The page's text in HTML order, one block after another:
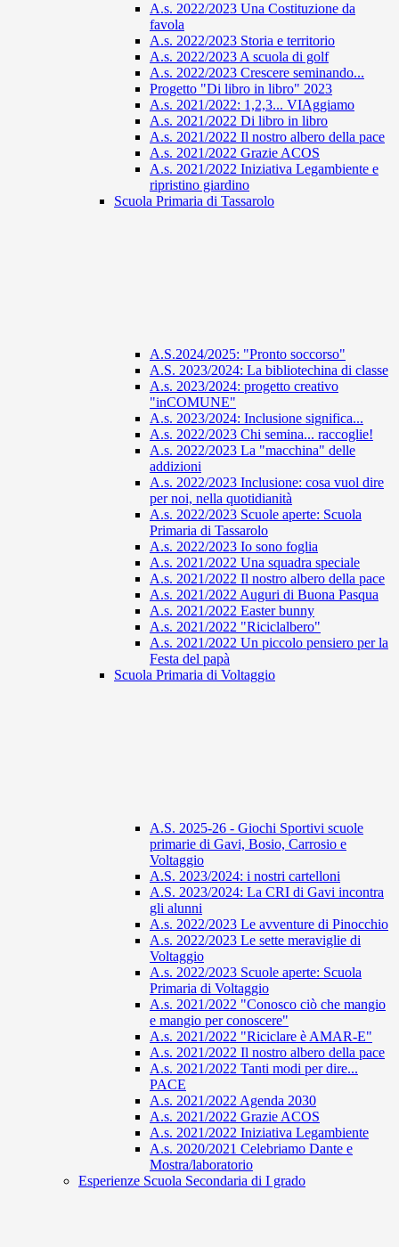
A.s. 2022/2023 Una Costituzione da
favola
A.s. 2022/2023 Storia e territorio
A.s. 2022/2023 A scuola di golf
A.s. 2022/2023 Crescere seminando...
Progetto "Di libro in libro" 2023
A.s. 2021/2022: 1,2,3... VIAggiamo
A.s. 2021/2022 Di libro in libro
A.s. 2021/2022 Il nostro albero della pace
A.s. 2021/2022 Grazie ACOS
A.s. 2021/2022 Iniziativa Legambiente e
ripristino giardino
Scuola Primaria di Tassarolo
A.S.2024/2025: "Pronto soccorso"
A.S. 2023/2024: La bibliotechina di classe
A.s. 2023/2024: progetto creativo
"inCOMUNE"
A.s. 2023/2024: Inclusione significa...
A.s. 2022/2023 Chi semina... raccoglie!
A.s. 2022/2023 La "macchina" delle
addizioni
A.s. 2022/2023 Inclusione: cosa vuol dire
per noi, nella quotidianità
A.s. 2022/2023 Scuole aperte: Scuola
Primaria di Tassarolo
A.s. 2022/2023 Io sono foglia
A.s. 2021/2022 Una squadra speciale
A.s. 2021/2022 Il nostro albero della pace
A.s. 2021/2022 Auguri di Buona Pasqua
A.s. 2021/2022 Easter bunny
A.s. 2021/2022 "Riciclalbero"
A.s. 2021/2022 Un piccolo pensiero per la
Festa del papà
Scuola Primaria di Voltaggio
A.S. 2025-26 - Giochi Sportivi scuole
primarie di Gavi, Bosio, Carrosio e
Voltaggio
A.S. 2023/2024: i nostri cartelloni
A.S. 2023/2024: La CRI di Gavi incontra
gli alunni
A.s. 2022/2023 Le avventure di Pinocchio
A.s. 2022/2023 Le sette meraviglie di
Voltaggio
A.s. 2022/2023 Scuole aperte: Scuola
Primaria di Voltaggio
A.s. 2021/2022 "Conosco ciò che mangio
e mangio per conoscere"
A.s. 2021/2022 "Riciclare è AMAR-E"
A.s. 2021/2022 Il nostro albero della pace
A.s. 2021/2022 Tanti modi per dire...
PACE
A.s. 2021/2022 Agenda 2030
A.s. 2021/2022 Grazie ACOS
A.s. 2021/2022 Iniziativa Legambiente
A.s. 2020/2021 Celebriamo Dante e
Mostra/laboratorio
Esperienze Scuola Secondaria di I grado